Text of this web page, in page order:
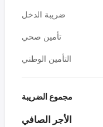
ضريبة الدخل
تأمين صحي
التأمين الوطني
مجموع الضريبة
الأجر الصافي